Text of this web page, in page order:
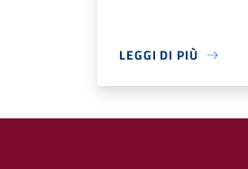
LEGGI DI PIÙ